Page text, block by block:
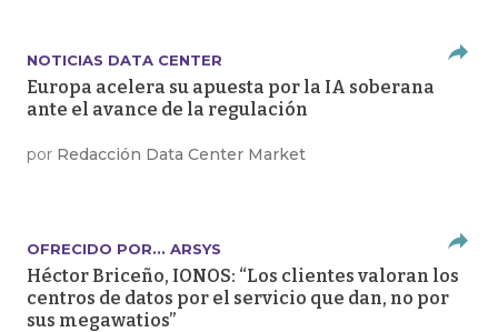
NOTICIAS DATA CENTER
Europa acelera su apuesta por la IA soberana
ante el avance de la regulación
por Redacción Data Center Market
OFRECIDO POR... ARSYS
Héctor Briceño, IONOS: “Los clientes valoran los
centros de datos por el servicio que dan, no por
sus megawatios”